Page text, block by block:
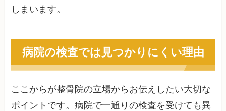
しまいます。
病院の検査では見つかりにくい理由
ここからが整骨院の立場からお伝えしたい大切な
ポイントです。病院で一通りの検査を受けても異